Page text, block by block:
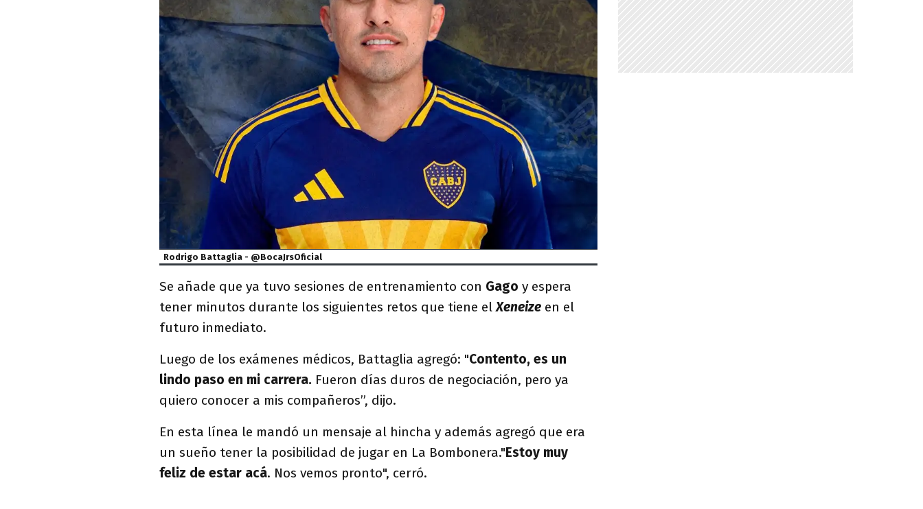
Rodrigo Battaglia - @BocaJrsOficial
Se añade que ya tuvo sesiones de entrenamiento con Gago y espera
tener minutos durante los siguientes retos que tiene elXeneize en el
futuro inmediato.
Luego de los exámenes médicos, Battaglia agregó: "Contento, es un
lindo paso en mi carrera. Fueron días duros de negociación, pero ya
quiero conocer a mis compañeros”, dijo.
En esta línea le mandó un mensaje al hincha y además agregó que era
un sueño tener la posibilidad de jugar en La Bombonera."Estoy muy
feliz de estar acá. Nos vemos pronto", cerró.